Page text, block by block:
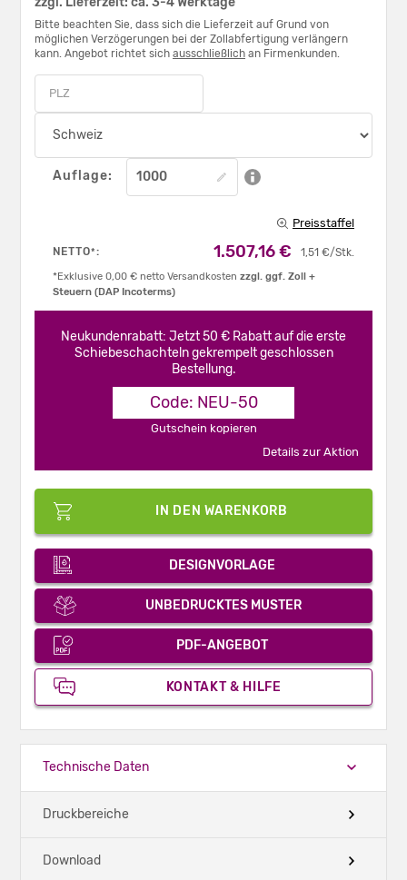
Bitte beachten Sie, dass sich die Lieferzeit auf Grund von
möglichen Verzögerungen bei der Zollabfertigung verlängern
kann. Angebot richtet sich ausschließlich an Firmenkunden.
Auflage:
Preisstaffel
NETTO*: 1,51 €/Stk.
1.507,16 €
*Exklusive 0,00 € netto Versandkosten zzgl. ggf. Zoll +
Steuern (DAP Incoterms)
Neukundenrabatt: Jetzt 50 € Rabatt auf die erste
Schiebeschachteln gekrempelt geschlossen
Bestellung.
Code: NEU-50
Gutschein kopieren
Details zur Aktion
IN DEN WARENKORB
DESIGNVORLAGE
UNBEDRUCKTES MUSTER
PDF-ANGEBOT
KONTAKT & HILFE
Technische Daten
Druckbereiche
Download